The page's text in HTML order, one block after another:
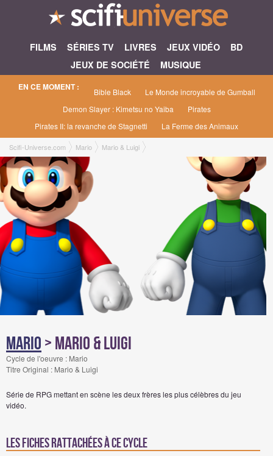
FILMS SÉRIES TV LIVRES JEUX VIDÉO
BD
JEUX DE SOCIÉTÉ
MUSIQUE
EN CE MOMENT : Bible Black
Le Monde incroyable de Gumball
Demon Slayer : Kimetsu no Yaiba
Pirates
Pirates II: la revanche de Stagnetti
La Ferme des Animaux
Scifi-Universe.com Mario Mario & Luigi
Mario> Mario & Luigi
Cycle de l'oeuvre : Mario
Titre Original : Mario & Luigi
Série de RPG mettant en scène les deux frères les plus célèbres du jeu
vidéo.
Les fiches rattachées à ce cycle